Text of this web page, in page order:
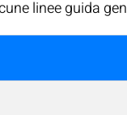
linee guida